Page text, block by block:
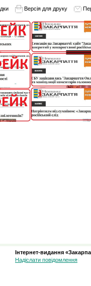
Версія для друку
Інтернет-видання
Надіслати повідомлення